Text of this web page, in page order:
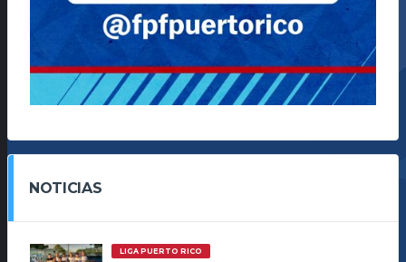
NOTICIAS
LIGA PUERTO RICO